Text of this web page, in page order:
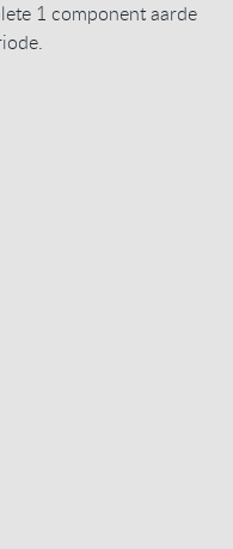
1 component aarde